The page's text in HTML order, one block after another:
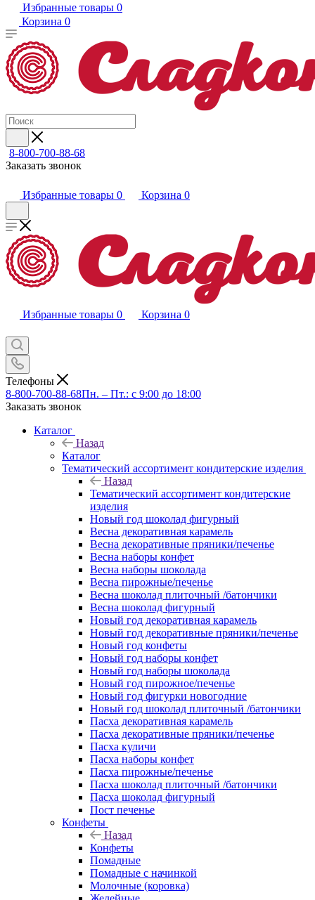
Избранные товары 0
Корзина 0
8-800-700-88-68
Заказать звонок
Избранные товары 0 Корзина 0
Избранные товары 0 Корзина 0
Телефоны
8-800-700-88-68Пн. – Пт.: с 9:00 до 18:00
Заказать звонок
Каталог
Назад
Каталог
Тематический ассортимент кондитерские изделия
Назад
Тематический ассортимент кондитерские
изделия
Новый год шоколад фигурный
Весна декоративная карамель
Весна декоративные пряники/печенье
Весна наборы конфет
Весна наборы шоколада
Весна пирожные/печенье
Весна шоколад плиточный /батончики
Весна шоколад фигурный
Новый год декоративная карамель
Новый год декоративные пряники/печенье
Новый год конфеты
Новый год наборы конфет
Новый год наборы шоколада
Новый год пирожное/печенье
Новый год фигурки новогодние
Новый год шоколад плиточный /батончики
Пасха декоративная карамель
Пасха декоративные пряники/печенье
Пасха куличи
Пасха наборы конфет
Пасха пирожные/печенье
Пасха шоколад плиточный /батончики
Пасха шоколад фигурный
Пост печенье
Конфеты
Назад
Конфеты
Помадные
Помадные с начинкой
Молочные (коровка)